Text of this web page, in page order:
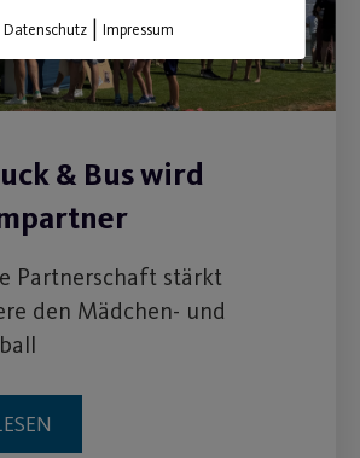
& Bus wird
Partnerschaft stärkt
den Mädchen- und
Datenschutz |Impressum